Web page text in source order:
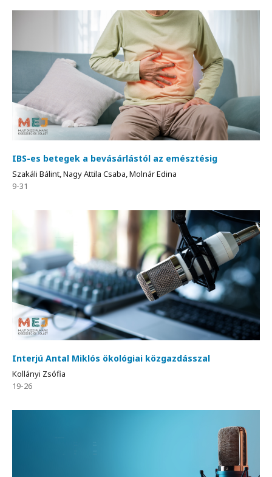
IBS-es betegek a bevásárlástól az emésztésig
Szakáli Bálint, Nagy Attila Csaba, Molnár Edina
9-31
Interjú Antal Miklós ökológiai közgazdásszal
Kollányi Zsófia
19-26